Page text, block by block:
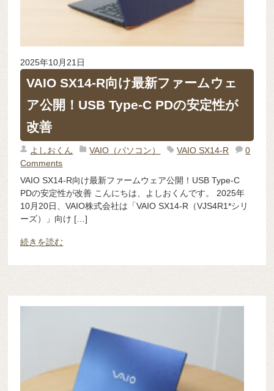
2025年10月21日
VAIO SX14-R向け最新ファームウェ
ア公開！USB Type-C PDの安定性が
改善
よしおくん VAIO（パソコン） VAIO SX14-R
0
Comments
VAIO SX14-R向け最新ファームウェア公開！USB Type-C
PDの安定性が改善 こんにちは、よしおくんです。 2025年
10月20日、VAIO株式会社は「VAIO SX14-R（VJS4R1*シリ
ーズ）」向け […]
続きを読む